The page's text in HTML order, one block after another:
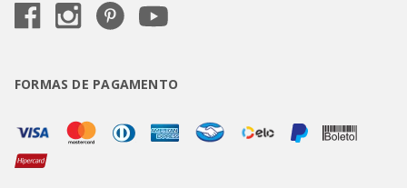
FORMAS DE PAGAMENTO